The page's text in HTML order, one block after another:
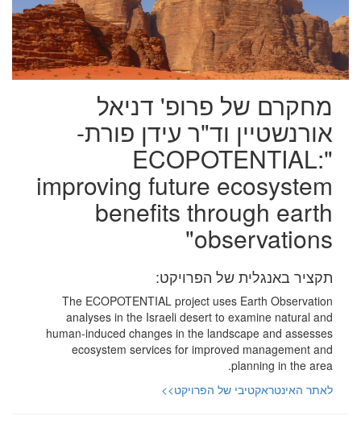
מחקרם של פרופ' דניאל
אורנשטיין וד"ר עידן פורת-
"ECOPOTENTIAL:
improving future ecosystem
benefits through earth
observations"
תקציר באנגלית של הפרויקט:
The ECOPOTENTIAL project uses Earth Observation
analyses in the Israeli desert to examine natural and
human-induced changes in the landscape and assesses
ecosystem services for improved management and
planning in the area.
לאתר האינטראקטיבי של הפרויקט>>